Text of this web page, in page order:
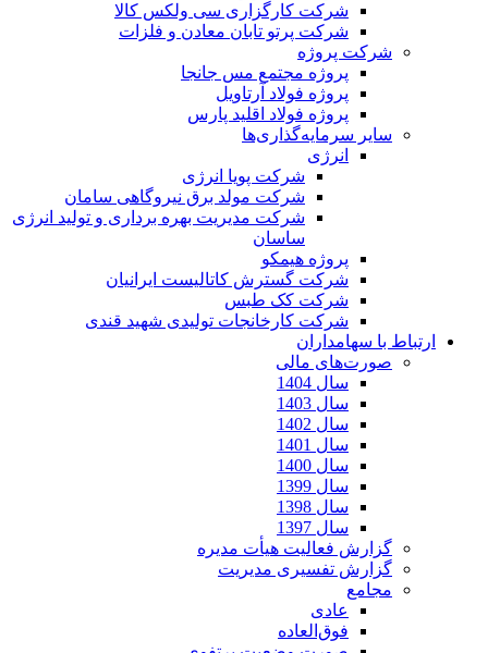
شرکت کارگزاری سی ولکس کالا
شرکت پرتو تابان معادن و فلزات
شرکت پروژه
پروژه مجتمع مس جانجا
پروژه فولاد آرتاویل
پروژه فولاد اقلید پارس
سایر سرمایه‌گذاری‌ها
انرژی
شرکت پویا انرژی
شرکت مولد برق نیروگاهی سامان
شرکت مدیریت بهره برداری و تولید انرژی
ساسان
پروژه هیمکو
شرکت گسترش کاتالیست ایرانیان
شرکت کک طبس
شرکت کارخانجات تولیدی شهید قندی
ارتباط با سهامداران
صورت‌های مالی
سال 1404
سال 1403
سال 1402
سال 1401
سال 1400
سال 1399
سال 1398
سال 1397
گزارش فعالیت هیأت مدیره
گزارش تفسیری مدیریت
مجامع
عادی
فوق‌العاده